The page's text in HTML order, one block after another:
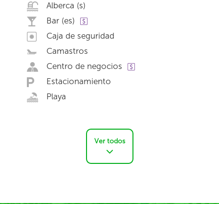
Alberca (s)
Bar (es)
Caja de seguridad
Camastros
Centro de negocios
Estacionamiento
Playa
Ver todos